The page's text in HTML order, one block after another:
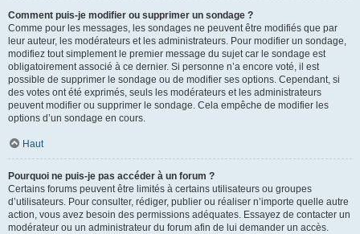
Comment puis-je modifier ou supprimer un sondage ?
Comme pour les messages, les sondages ne peuvent être modifiés que par
leur auteur, les modérateurs et les administrateurs. Pour modifier un sondage,
modifiez tout simplement le premier message du sujet car le sondage est
obligatoirement associé à ce dernier. Si personne n’a encore voté, il est
possible de supprimer le sondage ou de modifier ses options. Cependant, si
des votes ont été exprimés, seuls les modérateurs et les administrateurs
peuvent modifier ou supprimer le sondage. Cela empêche de modifier les
options d’un sondage en cours.
Haut
Pourquoi ne puis-je pas accéder à un forum ?
Certains forums peuvent être limités à certains utilisateurs ou groupes
d’utilisateurs. Pour consulter, rédiger, publier ou réaliser n’importe quelle autre
action, vous avez besoin des permissions adéquates. Essayez de contacter un
modérateur ou un administrateur du forum afin de lui demander un accès.